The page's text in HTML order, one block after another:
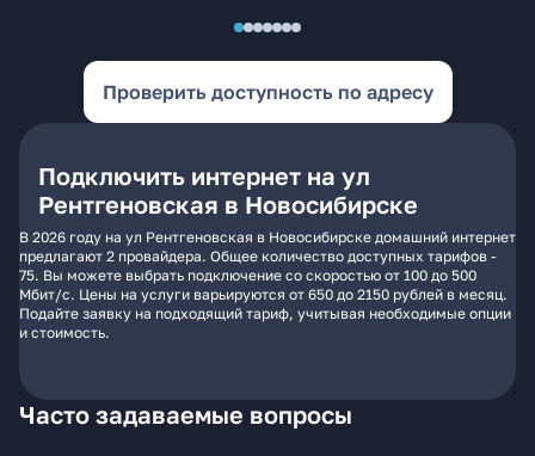
Проверить доступность по адресу
Подключить интернет на ул
Рентгеновская в Новосибирске
В 2026 году на ул Рентгеновская в Новосибирске домашний интернет
предлагают 2 провайдера. Общее количество доступных тарифов -
75. Вы можете выбрать подключение со скоростью от 100 до 500
Мбит/с. Цены на услуги варьируются от 650 до 2150 рублей в месяц.
Подайте заявку на подходящий тариф, учитывая необходимые опции
и стоимость.
Часто задаваемые вопросы